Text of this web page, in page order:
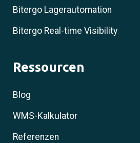
Bitergo Lagerautomation
Bitergo Real-time Visibility
Ressourcen
Blog
WMS-Kalkulator
Referenzen